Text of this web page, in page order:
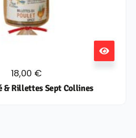
18,00 €
& Rillettes Sept Collines